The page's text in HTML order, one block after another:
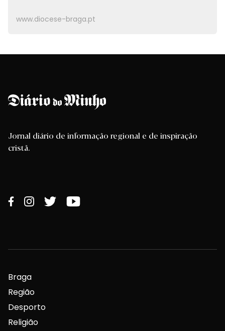
www.diocese-braga.pt
Jornal diário de informação regional e de inspiração
cristã.
Braga
Região
Desporto
Religião